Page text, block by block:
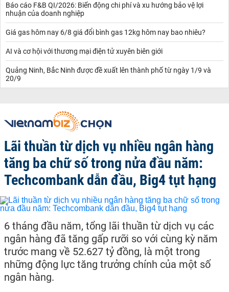
Báo cáo F&B QI/2026: Biến động chi phí và xu hướng bảo vệ lợi
nhuận của doanh nghiệp
Giá gas hôm nay 6/8 giá đổi bình gas 12kg hôm nay bao nhiêu?
AI và cơ hội với thương mại điện tử xuyên biên giới
Quảng Ninh, Bắc Ninh được đề xuất lên thành phố từ ngày 1/9 và
20/9
Lãi thuần từ dịch vụ nhiều ngân hàng
tăng ba chữ số trong nửa đầu năm:
Techcombank dẫn đầu, Big4 tụt hạng
6 tháng đầu năm, tổng lãi thuần từ dịch vụ các
ngân hàng đã tăng gấp rưỡi so với cùng kỳ năm
trước mang về 52.627 tỷ đồng, là một trong
những động lực tăng trưởng chính của một số
ngân hàng.